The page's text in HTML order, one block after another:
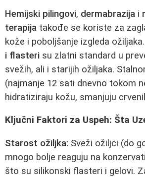
Hemijski pilingovi, dermabrazija i
terapija takođe se koriste za
kože i poboljšanje izgleda ožiljaka.
i flasteri su zlatni standard u
svežih, ali i starijih ožiljaka.
(najmanje 12 sati dnevno tokom
hidratiziraju kožu, smanjuju
Ključni Faktori za Uspeh: Šta
Starost ožiljka: Sveži ožiljci (do
mnogo bolje reaguju na
što su silikonski flasteri i gelovi.